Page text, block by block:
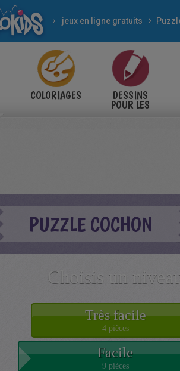
jeux en ligne gratuits
COLORIAGES DESSINS
POUR LES
PUZZLE COCHON
Choisis un niveau
Très facile
4 pièces
Facile
9 pièces